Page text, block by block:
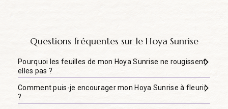
Questions fréquentes sur le Hoya Sunrise
Pourquoi les feuilles de mon Hoya Sunrise ne rougissent-
elles pas ?
Comment puis-je encourager mon Hoya Sunrise à fleurir
?